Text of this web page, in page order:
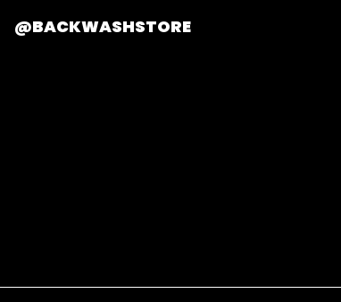
@BACKWASHSTORE